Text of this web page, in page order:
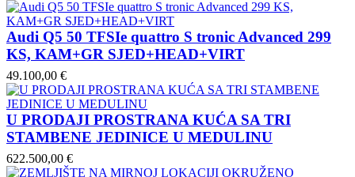
Audi Q5 50 TFSIe quattro S tronic Advanced 299
KS, KAM+GR SJED+HEAD+VIRT
49.100,00 €
U PRODAJI PROSTRANA KUĆA SA TRI
STAMBENE JEDINICE U MEDULINU
622.500,00 €